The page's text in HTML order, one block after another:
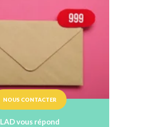
NOUS CONTACTER
LAD vous répond